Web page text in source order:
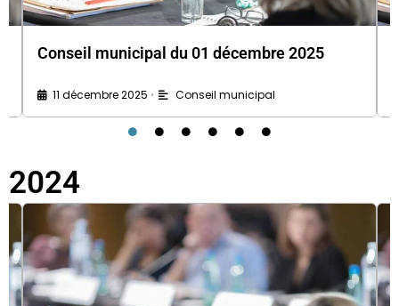
Conseil municipal du 01 décembre 2025
11 décembre 2025 • Conseil municipal
2024